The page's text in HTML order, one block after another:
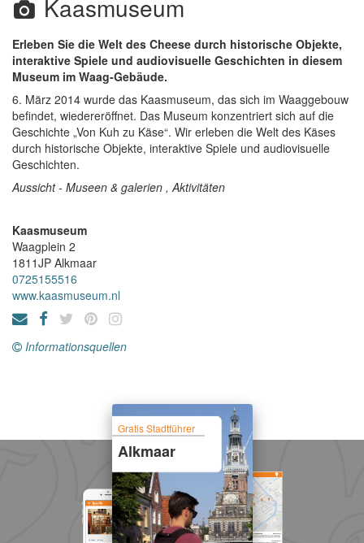
Kaasmuseum
Erleben Sie die Welt des Cheese durch historische Objekte,
interaktive Spiele und audiovisuelle Geschichten in diesem
Museum im Waag-Gebäude.
6. März 2014 wurde das Kaasmuseum, das sich im Waaggebouw
befindet, wiedereröffnet. Das Museum konzentriert sich auf die
Geschichte „Von Kuh zu Käse“. Wir erleben die Welt des Käses
durch historische Objekte, interaktive Spiele und audiovisuelle
Geschichten.
Aussicht - Museen & galerien , Aktivitäten
Kaasmuseum
Waagplein 2
1811JP Alkmaar
0725155516
www.kaasmuseum.nl
Informationsquellen
Gratis Stadtführer
Alkmaar